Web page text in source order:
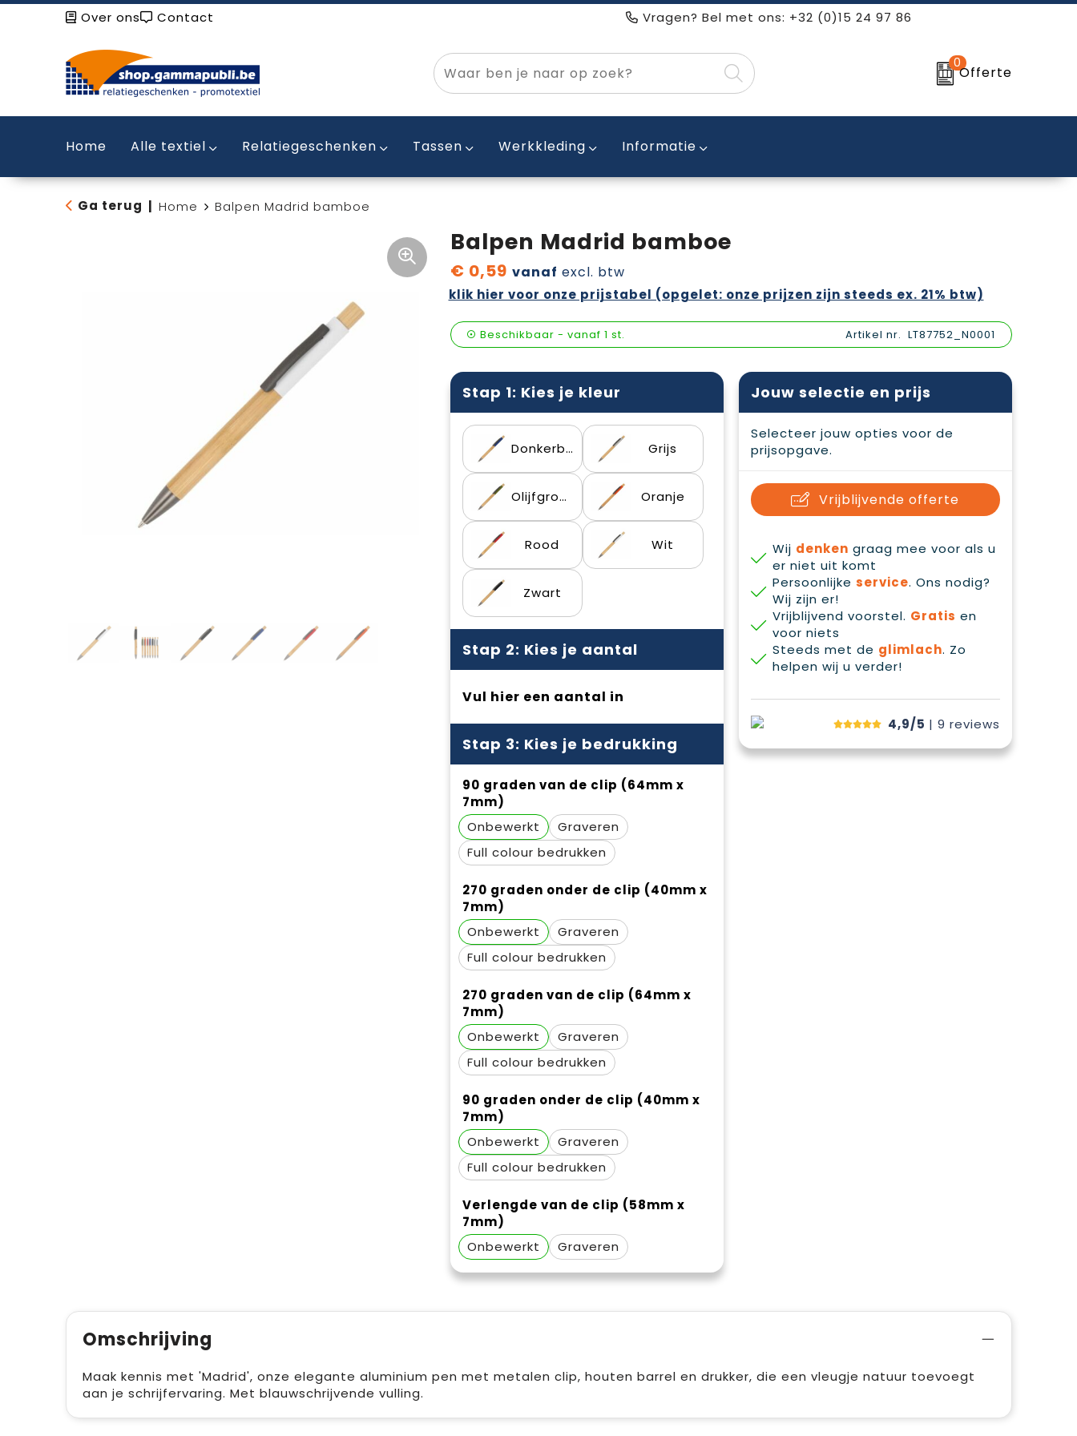
Over ons Contact Vragen? Bel met ons: +32 (0)15 24 97 86
0
Offerte
Home Alle textiel Relatiegeschenken Tassen Werkkleding Informatie
Ga terug Home Balpen Madrid bamboe
Balpen Madrid bamboe
€ 0,59 vanaf excl. btw
klik hier voor onze prijstabel (opgelet: onze prijzen zijn steeds ex. 21% btw)
Beschikbaar - vanaf 1 st. Artikel nr. LT87752_N0001
Stap 1: Kies je kleur
Donkerblauw Grijs
Olijfgroen Oranje
Rood Wit
Zwart
Stap 2: Kies je aantal
Vul hier een aantal in
Stap 3: Kies je bedrukking
90 graden van de clip (64mm x
7mm)
Onbewerkt
Graveren
Full colour
270 graden onder de clip (40mm x
7mm)
Onbewerkt
Graveren
Full colour
270 graden van de clip (64mm x
7mm)
Onbewerkt
Graveren
Full colour
90 graden onder de clip (40mm x
7mm)
Onbewerkt
Graveren
Full colour
Verlengde van de clip (58mm x
7mm)
Onbewerkt
Graveren
Jouw selectie en prijs
Selecteer jouw opties voor de
prijsopgave.
Vrijblijvende offerte
Wij denken graag mee voor als u
er niet uit komt
Persoonlijke service. Ons nodig?
Wij zijn er!
Vrijblijvend voorstel. Gratis en
voor niets
Steeds met de glimlach. Zo
helpen wij u verder!
4,9/5 | 9 reviews
Omschrijving
Maak kennis met 'Madrid', onze elegante aluminium pen met metalen clip, houten barrel en drukker, die een vleugje natuur toevoegt
aan je schrijfervaring. Met blauwschrijvende vulling.